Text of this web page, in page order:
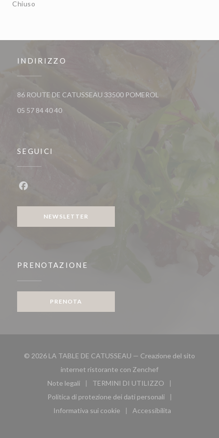
Chiuso
INDIRIZZO
86 ROUTE DE CATUSSEAU 33500 POMEROL
05 57 84 40 40
SEGUICI
NEWSLETTER
PRENOTAZIONE
PRENOTA
© 2026 LA TABLE DE CATUSSEAU — Creazione del sito
internet ristorante con Zenchef((apre una nuova
Note legali
((apre una nuova finestra))
TERMINI DI UTILIZZO
((apre una nuova finestra))
Politica di protezione dei dati personali
((apre una nuova finestra))
Informativa sui cookie
((apre una nuova finestra))
Accessibilita